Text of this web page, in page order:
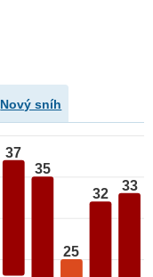
Nový sníh
37
35
25
32
33